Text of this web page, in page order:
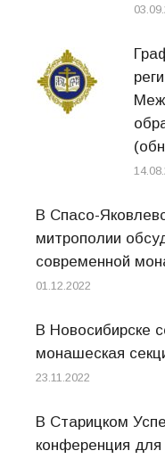
В Спасо-
митрополии
современной
01.12.2022
В Новосибирске
монашеская
23.11.2022
В Старицком
конференция